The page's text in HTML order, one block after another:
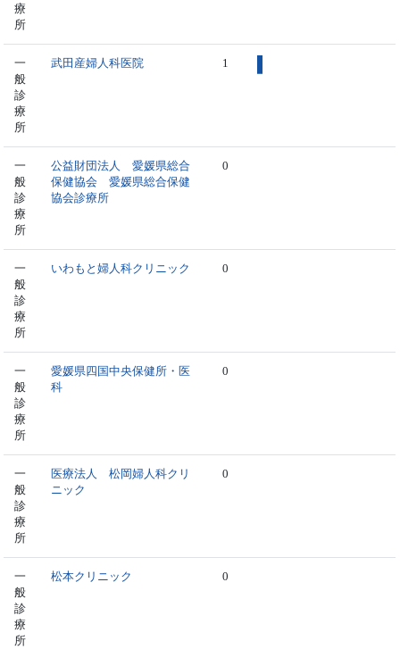
療
所
一
般
診
療
所
武田産婦人科医院 1
一
般
診
療
所
公益財団法人 愛媛県総合
保健協会 愛媛県総合保健
協会診療所
0
一
般
診
療
所
いわもと婦人科クリニック 0
一
般
診
療
所
愛媛県四国中央保健所・医
科
0
一
般
診
療
所
医療法人 松岡婦人科クリ
ニック
0
一
般
診
療
所
松本クリニック 0